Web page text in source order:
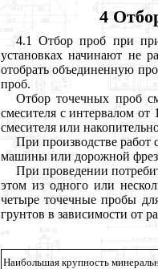
4
4.1 Отбор проб при
установках начинают не
отобрать объединенную
проб.
Отбор точечных проб
смесителя с интервалом
смесителя или
При производстве работ
машины или дорожной
При проведении
этом из одного или
четыре точечные пробы
грунтов в зависимости от
Наибольшая крупность